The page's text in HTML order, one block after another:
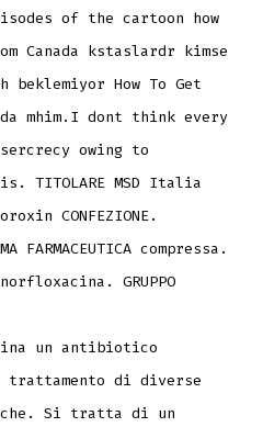
of the cartoon how
Canada kstaslardr kimse
How To Get
mhim.I dont think every
sercrecy owing to
MSD Italia
CONFEZIONE.
FARMACEUTICA compressa.
GRUPPO
un antibiotico
di diverse
Si tratta di un